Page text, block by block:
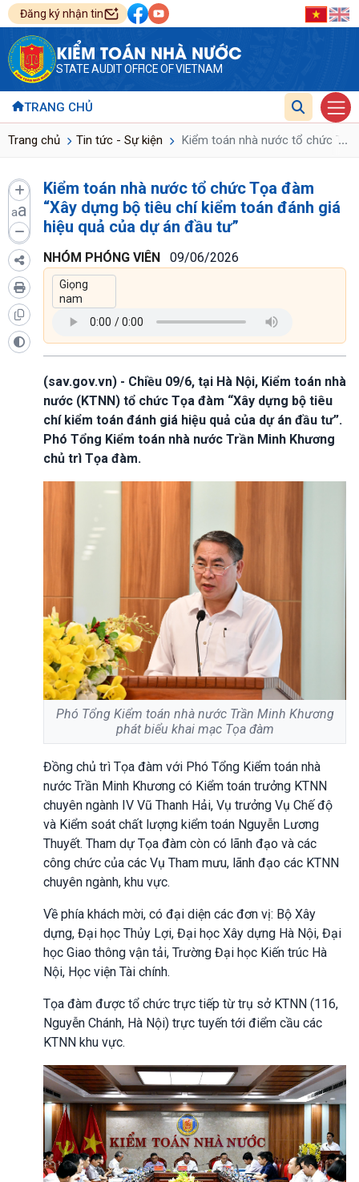
Đăng ký nhận tin
KIỂM TOÁN NHÀ NƯỚC
STATE AUDIT OFFICE OF VIETNAM
TRANG CHỦ
Trang chủ Tin tức - Sự kiện Kiểm toán nhà nước tổ chức Tọa
...
aa
Kiểm toán nhà nước tổ chức Tọa đàm
“Xây dựng bộ tiêu chí kiểm toán đánh giá
hiệu quả của dự án đầu tư”
NHÓM PHÓNG VIÊN 09/06/2026
(sav.gov.vn) - Chiều 09/6, tại Hà Nội, Kiểm toán nhà
nước (KTNN) tổ chức Tọa đàm “Xây dựng bộ tiêu
chí kiểm toán đánh giá hiệu quả của dự án đầu tư”.
Phó Tổng Kiểm toán nhà nước Trần Minh Khương
chủ trì Tọa đàm.
Phó Tổng Kiểm toán nhà nước Trần Minh Khương
phát biểu khai mạc Tọa đàm
Đồng chủ trì Tọa đàm với Phó Tổng Kiểm toán nhà
nước Trần Minh Khương có Kiểm toán trưởng KTNN
chuyên ngành IV Vũ Thanh Hải, Vụ trưởng Vụ Chế độ
và Kiểm soát chất lượng kiểm toán Nguyễn Lương
Thuyết. Tham dự Tọa đàm còn có lãnh đạo và các
công chức của các Vụ Tham mưu, lãnh đạo các KTNN
chuyên ngành, khu vực.
Về phía khách mời, có đại diện các đơn vị: Bộ Xây
dựng, Đại học Thủy Lợi, Đại học Xây dựng Hà Nội, Đại
học Giao thông vận tải, Trường Đại học Kiến trúc Hà
Nội, Học viện Tài chính.
Tọa đàm được tổ chức trực tiếp từ trụ sở KTNN (116,
Nguyễn Chánh, Hà Nội) trực tuyến tới điểm cầu các
KTNN khu vực.